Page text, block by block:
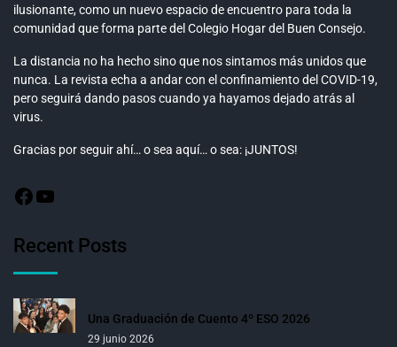
ilusionante, como un nuevo espacio de encuentro para toda la
comunidad que forma parte del Colegio Hogar del Buen Consejo.
La distancia no ha hecho sino que nos sintamos más unidos que
nunca. La revista echa a andar con el confinamiento del COVID-19,
pero seguirá dando pasos cuando ya hayamos dejado atrás al
virus.
Gracias por seguir ahí… o sea aquí… o sea: ¡JUNTOS!
Recent Posts
Una Graduación de Cuento 4º ESO 2026
29 junio 2026